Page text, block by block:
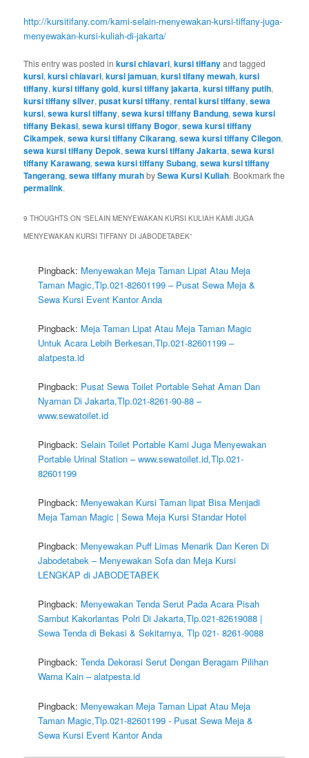
http://kursitifany.com/kami-selain-menyewakan-kursi-tiffany-juga-
menyewakan-kursi-kuliah-di-jakarta/
This entry was posted inkursi chiavari,kursi tiffanyand tagged
kursi,kursi chiavari,kursi jamuan,kursi tifany mewah,kursi
tiffany,kursi tiffany gold,kursi tiffany jakarta,kursi tiffany putih,
kursi tiffany silver,pusat kursi tiffany,rental kursi tiffany,sewa
kursi,sewa kursi tiffany,sewa kursi tiffany Bandung,sewa kursi
tiffany Bekasi,sewa kursi tiffany Bogor,sewa kursi tiffany
Cikampek,sewa kursi tiffany Cikarang,sewa kursi tiffany Cilegon,
sewa kursi tiffany Depok,sewa kursi tiffany Jakarta,sewa kursi
tiffany Karawang,sewa kursi tiffany Subang,sewa kursi tiffany
Tangerang,sewa tiffany murahbySewa Kursi Kuliah. Bookmark the
permalink.
9 THOUGHTS ON “SELAIN MENYEWAKAN KURSI KULIAH KAMI JUGA
MENYEWAKAN KURSI TIFFANY DI JABODETABEK”
Pingback: Menyewakan Meja Taman Lipat Atau Meja
Taman Magic,Tlp.021-82601199 – Pusat Sewa Meja &
Sewa Kursi Event Kantor Anda
Pingback: Meja Taman Lipat Atau Meja Taman Magic
Untuk Acara Lebih Berkesan,Tlp.021-82601199 –
alatpesta.id
Pingback: Pusat Sewa Toilet Portable Sehat Aman Dan
Nyaman Di Jakarta,Tlp.021-8261-90-88 –
www.sewatoilet.id
Pingback:Selain Toilet Portable Kami Juga Menyewakan
Portable Urinal Station – www.sewatoilet.id,Tlp.021-
82601199
Pingback: Menyewakan Kursi Taman lipat Bisa Menjadi
Meja Taman Magic | Sewa Meja Kursi Standar Hotel
Pingback: Menyewakan Puff Limas Menarik Dan Keren Di
Jabodetabek – Menyewakan Sofa dan Meja Kursi
LENGKAP di JABODETABEK
Pingback: Menyewakan Tenda Serut Pada Acara Pisah
Sambut Kakorlantas Polri Di Jakarta,Tlp.021-82619088 |
Sewa Tenda di Bekasi & Sekitarnya, Tlp 021- 8261-9088
Pingback:Tenda Dekorasi Serut Dengan Beragam Pilihan
Warna Kain – alatpesta.id
Pingback: Menyewakan Meja Taman Lipat Atau Meja
Taman Magic,Tlp.021-82601199 - Pusat Sewa Meja &
Sewa Kursi Event Kantor Anda